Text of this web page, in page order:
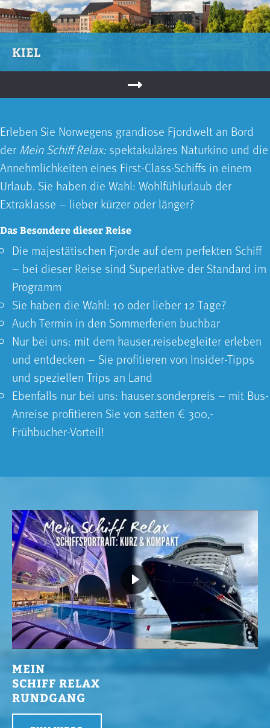
KIEL
Erleben Sie Norwegens grandiose Fjordwelt an Bord
der Mein Schiff Relax: spektakuläres Naturkino und die
Annehmlichkeiten eines First-Class-Schiffs in einem
Urlaub. Sie haben die Wahl: Wohlfühlurlaub der
Extraklasse – lieber kürzer oder länger?
Das Besondere dieser Reise
Die majestätischen Fjorde auf dem perfekten Schiff
– bei dieser Reise sind Superlative der Standard im
Programm
Sie haben die Wahl: 10 oder lieber 12 Tage?
Auch Termin in den Sommerferien buchbar
Nur bei uns: mit dem hauser.reisebegleiter erleben
und entdecken – Sie profitieren von Insider-Tipps
und speziellen Trips an Land
Ebenfalls nur bei uns: hauser.sonderpreis – mit Bus-
Anreise profitieren Sie von satten € 300,-
Frühbucher-Vorteil!
MEIN
SCHIFF RELAX
RUNDGANG